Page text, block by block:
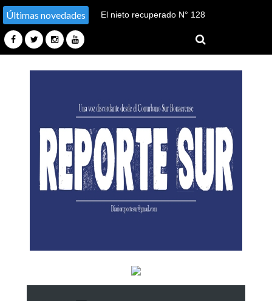
Últimas novedades
El nieto recuperado N° 128
sustracción y sustitución de
identidad en Tucumán